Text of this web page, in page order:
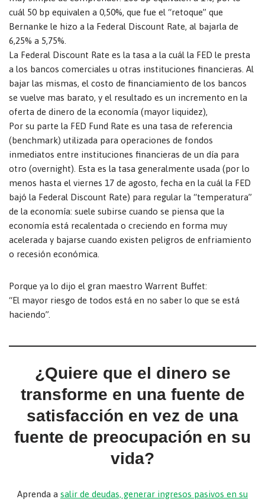
cuál 50 bp equivalen a 0,50%, que fue el “retoque” que
Bernanke le hizo a la Federal Discount Rate, al bajarla de
6,25% a 5,75%.
La Federal Discount Rate es la tasa a la cuál la FED le presta
a los bancos comerciales u otras instituciones financieras. Al
bajar las mismas, el costo de financiamiento de los bancos
se vuelve mas barato, y el resultado es un incremento en la
oferta de dinero de la economía (mayor liquidez),
Por su parte la FED Fund Rate es una tasa de referencia
(benchmark) utilizada para operaciones de fondos
inmediatos entre instituciones financieras de un día para
otro (overnight). Esta es la tasa generalmente usada (por lo
menos hasta el viernes 17 de agosto, fecha en la cuál la FED
bajó la Federal Discount Rate) para regular la “temperatura”
de la economía: suele subirse cuando se piensa que la
economía está recalentada o creciendo en forma muy
acelerada y bajarse cuando existen peligros de enfriamiento
o recesión económica.
Porque ya lo dijo el gran maestro Warrent Buffet:
“El mayor riesgo de todos está en no saber lo que se está
haciendo”.
¿Quiere que el dinero se
transforme en una fuente de
satisfacción en vez de una
fuente de preocupación en su
vida?
Aprenda a salir de deudas, generar ingresos pasivos en su